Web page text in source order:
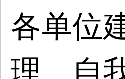
各单位
理、自